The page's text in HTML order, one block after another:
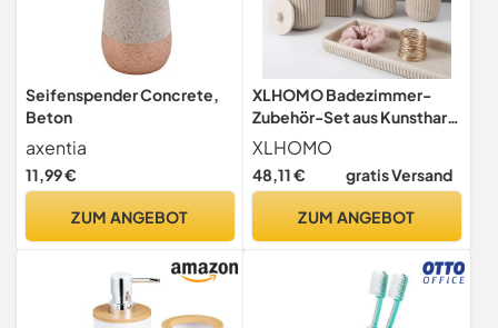
Seifenspender Concrete,
Beton
axentia
11,99 €
ZUM ANGEBOT
XLHOMO Badezimmer-
Zubehör-Set aus Kunstharz,
Beige, 5-teilig, Lotion-
Seifenspender,
Zahnbürstenhalter,
Qtip-Halter und
Arbeitsplatten-Organizer-
XLHOMO
48,11 € gratis Versand
ZUM ANGEBOT